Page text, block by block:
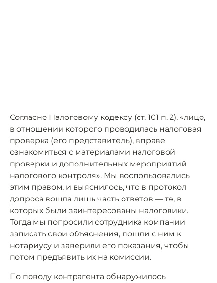
Согласно Налоговому кодексу (ст. 101 п. 2), «лицо,
в отношении которого проводилась налоговая
проверка (его представитель), вправе
ознакомиться с материалами налоговой
проверки и дополнительных мероприятий
налогового контроля». Мы воспользовались
этим правом, и выяснилось, что в протокол
допроса вошла лишь часть ответов — те, в
которых были заинтересованы налоговики.
Тогда мы попросили сотрудника компании
записать свои объяснения, пошли с ним к
нотариусу и заверили его показания, чтобы
потом предъявить их на комиссии.
По поводу контрагента обнаружилось